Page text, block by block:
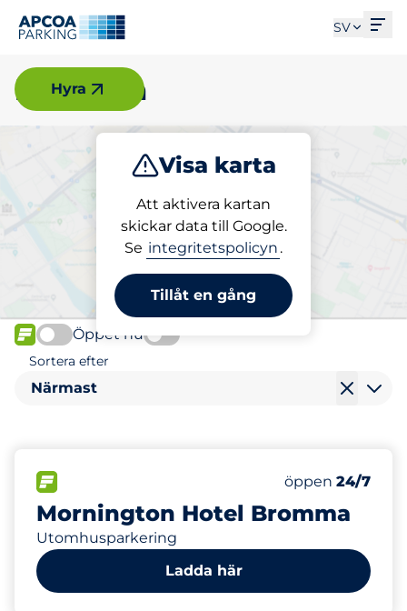
SV
Bromma
Visa karta
Att aktivera kartan
skickar data till Google.
Se integritetspolicyn .
Tillåt en gång
Hyra
Parkera Ladda
Välj din laddplats i Bromma
FLÖDE
Öppet nu
Sortera efter
Närmast
Mornington Hotel Bromma
Utomhusparkering
Antal
Totalt antal
Electric Car
Fredag
öppen 24/7
Ladda här